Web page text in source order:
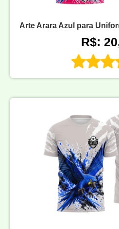
Arte Arara Azul para
R$: